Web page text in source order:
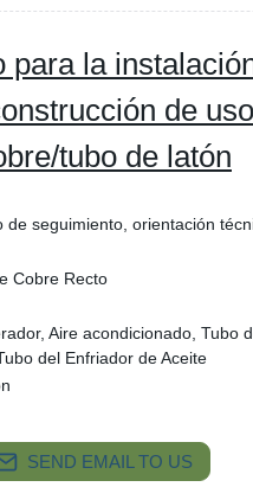
para la
de
tubo de latón
de seguimiento, orientación
Cobre Recto
Aire acondicionado, Tubo
del Enfriador de Aceite
SEND EMAIL TO US